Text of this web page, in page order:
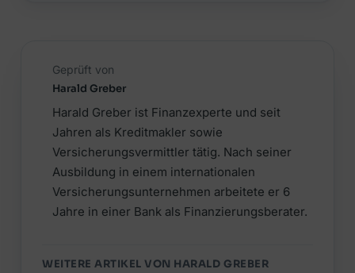
Geprüft von
Harald Greber
Harald Greber ist Finanzexperte und seit
Jahren als Kreditmakler sowie
Versicherungsvermittler tätig. Nach seiner
Ausbildung in einem internationalen
Versicherungsunternehmen arbeitete er 6
Jahre in einer Bank als Finanzierungsberater.
WEITERE ARTIKEL VON HARALD GREBER